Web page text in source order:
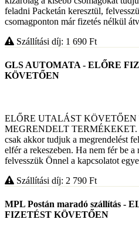
feladni Packetán keresztül,
csomagponton már fizetés nélkül
Szállítási díj: 1 690 Ft
GLS AUTOMATA - ELŐRE
KÖVETŐEN
ELŐRE UTALÁST
MEGRENDELT
csak akkor tudjuk a megrendelést
elfér a rekeszeben. Ha nem fér be a
felvesszük Önnel a kapcsolatot
Szállítási díj: 2 790 Ft
MPL Postán maradó szállítás -
FIZETÉST KÖVETŐEN